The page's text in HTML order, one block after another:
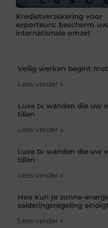
Kredietverzekering voor
exporteurs: bescherm uw
internationale omzet
Veilig werken begint
Lees verder »
Luxe tv wanden die uw
tillen
Lees verder »
Luxe tv wanden die uw
tillen
Lees verder »
Hoe kun je zonne-
salderingsregeling
Lees verder »